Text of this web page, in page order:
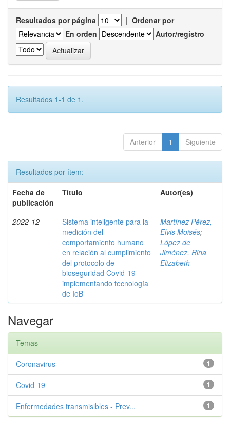
Resultados por página | Ordenar por
En orden
Autor/registro
Resultados 1-1 de 1.
Anterior 1 Siguiente
Resultados por ítem:
Fecha de
publicación
Título Autor(es)
2022-12
Sistema inteligente para la
medición del
comportamiento humano
en relación al cumplimiento
del protocolo de
bioseguridad Covid-19
implementando tecnología
de IoB
Martínez Pérez,
Elvis Moisés;
López de
Jiménez, Rina
Elizabeth
Navegar
Temas
1
Coronavirus
1
Covid-19
1
Enfermedades transmisibles - Prev...